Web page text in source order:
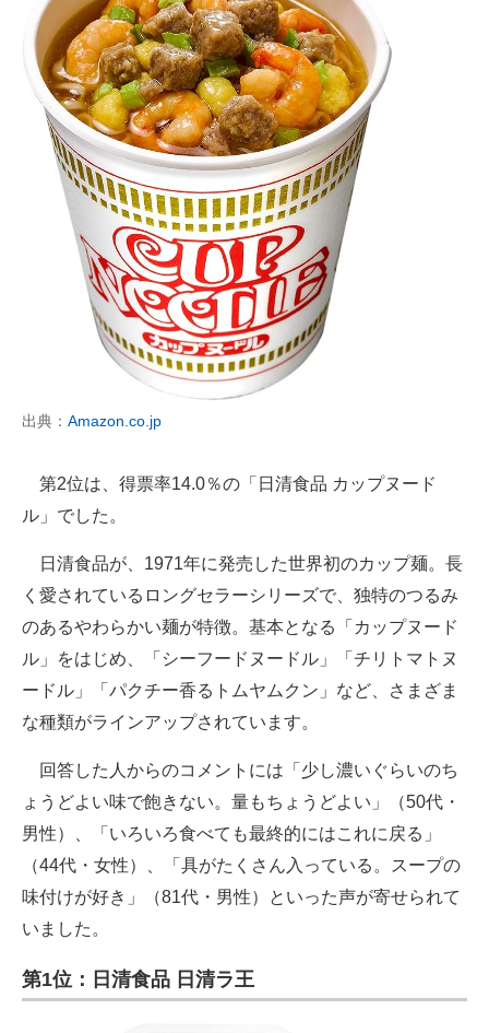
出典： Amazon.co.jp
第2位は、得票率14.0％の「日清食品 カップヌード
ル」でした。
日清食品が、1971年に発売した世界初のカップ麺。長
く愛されているロングセラーシリーズで、独特のつるみ
のあるやわらかい麺が特徴。基本となる「カップヌード
ル」をはじめ、「シーフードヌードル」「チリトマトヌ
ードル」「パクチー香るトムヤムクン」など、さまざま
な種類がラインアップされています。
回答した人からのコメントには「少し濃いぐらいのち
ょうどよい味で飽きない。量もちょうどよい」（50代・
男性）、「いろいろ食べても最終的にはこれに戻る」
（44代・女性）、「具がたくさん入っている。スープの
味付けが好き」（81代・男性）といった声が寄せられて
いました。
第1位：日清食品 日清ラ王